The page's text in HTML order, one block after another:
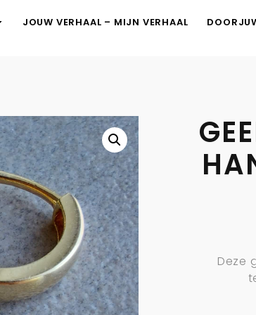
JOUW VERHAAL – MIJN VERHAAL
Deze